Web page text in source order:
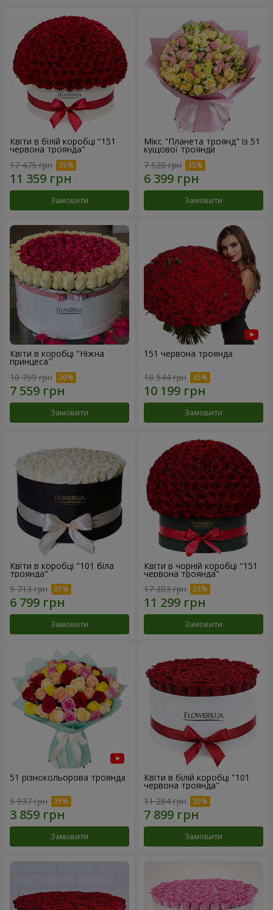
Квіти в білій коробці "151
червона троянда"
17 475 грн
Замовити
Мікс "Планета троянд" із 51
кущової троянди
7 528 грн
Замовити
Квіти в коробці "Ніжна
принцеса"
10 799 грн
Замовити
151 червона троянда
18 544 грн
Замовити
Квіти в коробці "101 біла
троянда"
9 713 грн
Замовити
Квіти в чорній коробці "151
червона троянда"
17 383 грн
Замовити
51 різнокольорова троянда
5 937 грн
Замовити
Квіти в білій коробці "101
червона троянда"
11 284 грн
Замовити